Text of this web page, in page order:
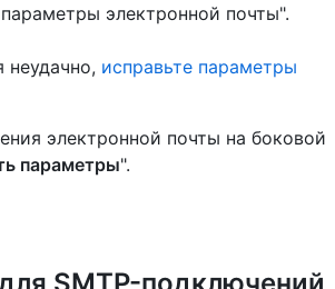
электронной почты".
неудачно, исправьте параметры
электронной почты на боковой
параметры".